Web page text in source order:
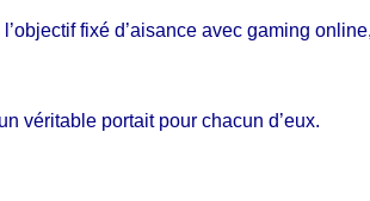
fixé d’aisance avec gaming
véritable portait pour chacun d’eux.